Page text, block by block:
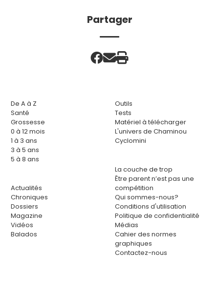
Partager
De A à Z
Santé
Grossesse
0 à 12 mois
1 à 3 ans
3 à 5 ans
5 à 8 ans
Actualités
Chroniques
Dossiers
Magazine
Vidéos
Balados
Outils
Tests
Matériel à télécharger
L'univers de Chaminou
Cyclomini
La couche de trop
Être parent n’est pas une
compétition
Qui sommes-nous?
Conditions d'utilisation
Politique de confidentialité
Médias
Cahier des normes
graphiques
Contactez-nous